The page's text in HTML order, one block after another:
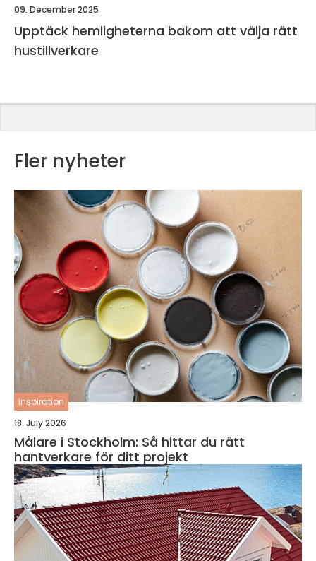
09. December 2025
Upptäck hemligheterna bakom att välja rätt
hustillverkare
Fler nyheter
inspiration
18. July 2026
Målare i Stockholm: Så hittar du rätt
hantverkare för ditt projekt